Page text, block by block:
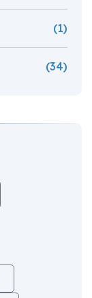
(1)
(34)